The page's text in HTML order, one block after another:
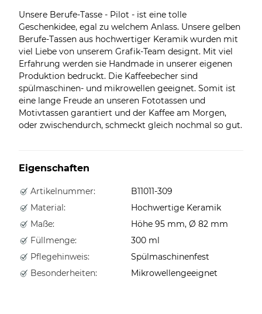
Unsere Berufe-Tasse - Pilot - ist eine tolle
Geschenkidee, egal zu welchem Anlass. Unsere gelben
Berufe-Tassen aus hochwertiger Keramik wurden mit
viel Liebe von unserem Grafik-Team designt. Mit viel
Erfahrung werden sie Handmade in unserer eigenen
Produktion bedruckt. Die Kaffeebecher sind
spülmaschinen- und mikrowellen geeignet. Somit ist
eine lange Freude an unseren Fototassen und
Motivtassen garantiert und der Kaffee am Morgen,
oder zwischendurch, schmeckt gleich nochmal so gut.
Eigenschaften
Artikelnummer:
B11011-309
Material:
Hochwertige Keramik
Maße:
Höhe 95 mm, Ø 82 mm
Füllmenge:
300 ml
Pflegehinweis:
Spülmaschinenfest
Besonderheiten:
Mikrowellengeeignet